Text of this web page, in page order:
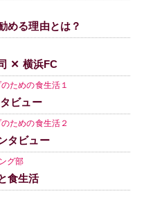
める理由とは？
✕ 横浜FC
ための食生活１
ビュー
ための食生活２
タビュー
グ部
食生活